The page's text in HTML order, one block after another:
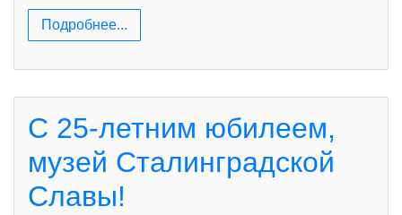
Подробнее...
С 25-летним юбилеем,
музей Сталинградской
Славы!